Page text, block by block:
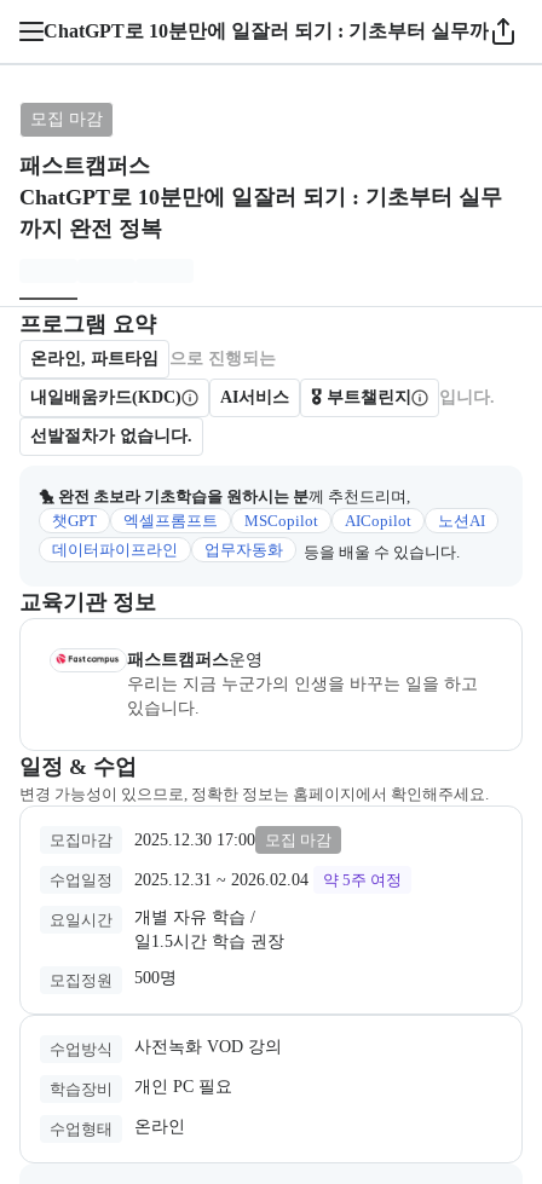
ChatGPT로 10분만에 일잘러 되기 : 기초부터 실무까지 완
모집 마감
패스트캠퍼스
ChatGPT로 10분만에 일잘러 되기 : 기초부터 실무
까지 완전 정복
브랜드: 패스트캠퍼스, 과정명: ChatGPT로 10분만
모집개요
프로그램 요약
캠프를 운영하거나 참여하는 회사 정보를 카드 형태로 제공한다.
온라인, 파트타임 으로 진행되는
내일배움카드(KDC) AI서비스 🎖️ 부트챌린지 입니다.
선발절차가 없습니다.
🐤 완전 초보라 기초학습을 원하시는 분께 추천드리며,
챗GPT
엑셀프롬프트 MSCopilot AICopilot
노션AI
데이터파이프라인
업무자동화 등을 배울 수 있습니다.
이 섹션에서는 부트캠프를 운영하거나 주관하는 회사의 정보를 카드
교육기관 정보
패스트캠퍼스은(는) 본 부트캠프의
패스트캠퍼스운영
우리는 지금 누군가의 인생을 바꾸는 일을 하고
있습니다.
일정 & 수업
변경 가능성이 있으므로, 정확한 정보는 홈페이지에서 확인해주세요.
교육과정 일정과 모집 상태에 따른 안내를 제공한다.
모집마감 2025.12.30 17:00 모집 마감
수업일정 2025.12.31 ~ 2026.02.04 약 5주 여정
요일시간
개별 자유 학습 /
일1.5시간 학습 권장
모집정원 500명
수업방식 사전녹화 VOD 강의
학습장비 개인 PC 필요
수업형태 온라인